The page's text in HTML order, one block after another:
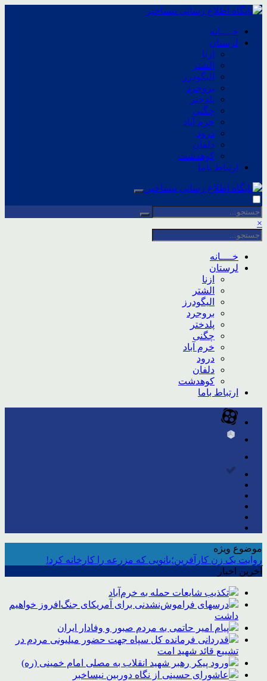
خــــانه
لرستان
ازنا
الشتر
الیگودرز
بروجرد
پلدختر
چگنی
خرم آباد
درود
دلفان
کوهدشت
ارتباط باما
×
خــــانه
لرستان
ازنا
الشتر
الیگودرز
بروجرد
پلدختر
چگنی
خرم آباد
درود
دلفان
کوهدشت
ارتباط باما
موضوع ویژه
روایت یک زن کارآفرین؛بانویی که مزرعه را کارخانه کرد!
آخرین اخبار
تکذیب شایعات حمله به خرم‌آباد
درسهای فراموش‌نشدنی برای آمریکای جنگ‌افروز خواهیم
داشت
پیام امیر حاتمی به مردم صبور و وفادار ایران
قدردانی فرمانده کل سپاه جهت حضور میلیونی مردم در
تشییع قائد شهید امت
ورود پیکر رهبر شهید انقلاب به مصلی امام خمینی (ره)
عاشورای حسینی از نگاه دوربین نیساخبر